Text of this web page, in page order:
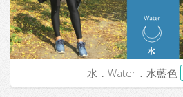
水．Water．水藍色